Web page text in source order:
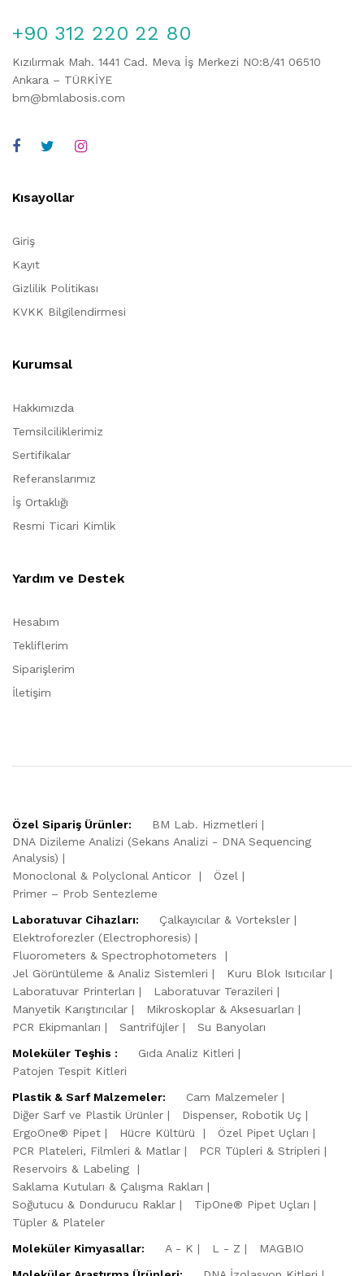
+90 312 220 22 80
Kızılırmak Mah. 1441 Cad. Meva İş Merkezi NO:8/41 06510
Ankara – TÜRKİYE
bm@bmlabosis.com
Kısayollar
Giriş
Kayıt
Gizlilik Politikası
KVKK Bilgilendirmesi
Kurumsal
Hakkımızda
Temsilciliklerimiz
Sertifikalar
Referanslarımız
İş Ortaklığı
Resmi Ticari Kimlik
Yardım ve Destek
Hesabım
Tekliflerim
Siparişlerim
İletişim
Özel Sipariş Ürünler:
BM Lab. Hizmetleri
DNA Dizileme Analizi (Sekans Analizi - DNA Sequencing
Analysis)
Monoclonal & Polyclonal Anticor
Özel
Primer – Prob Sentezleme
Laboratuvar Cihazları:
Çalkayıcılar & Vorteksler
Elektroforezler (Electrophoresis)
Fluorometers & Spectrophotometers
Jel Görüntüleme & Analiz Sistemleri
Kuru Blok Isıtıcılar
Laboratuvar Printerları
Laboratuvar Terazileri
Manyetik Karıştırıcılar
Mikroskoplar & Aksesuarları
PCR Ekipmanları
Santrifüjler
Su Banyoları
Moleküler Teşhis :
Gıda Analiz Kitleri
Patojen Tespit Kitleri
Plastik & Sarf Malzemeler:
Cam Malzemeler
Diğer Sarf ve Plastik Ürünler
Dispenser, Robotik Uç
ErgoOne® Pipet
Hücre Kültürü
Özel Pipet Uçları
PCR Plateleri, Filmleri & Matlar
PCR Tüpleri & Stripleri
Reservoirs & Labeling
Saklama Kutuları & Çalışma Rakları
Soğutucu & Dondurucu Raklar
TipOne® Pipet Uçları
Tüpler & Plateler
Moleküler Kimyasallar:
A - K L - Z
MAGBIO